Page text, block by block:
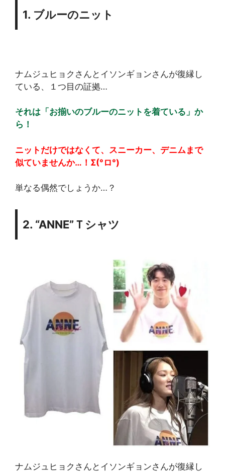
1. ブルーのニット
ナムジュヒョクさんとイソンギョンさんが復縁し
ている、１つ目の証拠…
それは「お揃いのブルーのニットを着ている」か
ら！
ニットだけではなくて、スニーカー、デニムまで
似ていませんか…！Σ(°ロ°)
単なる偶然でしょうか…？
2. “ANNE”Ｔシャツ
ナムジュヒョクさんとイソンギョンさんが復縁し